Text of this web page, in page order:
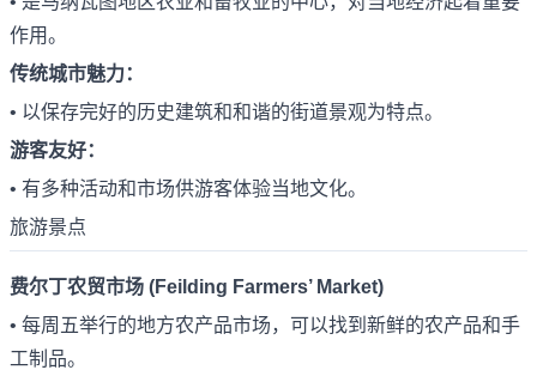
作用。
传统城市魅力：
• 以保存完好的历史建筑和和谐的街道景观为特点。
游客友好：
• 有多种活动和市场供游客体验当地文化。
旅游景点
费尔丁农贸市场 (Feilding Farmers’ Market)
• 每周五举行的地方农产品市场，可以找到新鲜的农产品和手
工制品。